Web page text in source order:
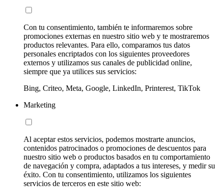
Con tu consentimiento, también te informaremos sobre
promociones externas en nuestro sitio web y te mostraremos
productos relevantes. Para ello, comparamos tus datos
personales encriptados con los siguientes proveedores
externos y utilizamos sus canales de publicidad online,
siempre que ya utilices sus servicios:
Bing, Criteo, Meta, Google, LinkedIn, Printerest, TikTok
Marketing
Al aceptar estos servicios, podemos mostrarte anuncios,
contenidos patrocinados o promociones de descuentos para
nuestro sitio web o productos basados en tu comportamiento
de navegación y compra, adaptados a tus intereses, y medir su
éxito. Con tu consentimiento, utilizamos los siguientes
servicios de terceros en este sitio web: